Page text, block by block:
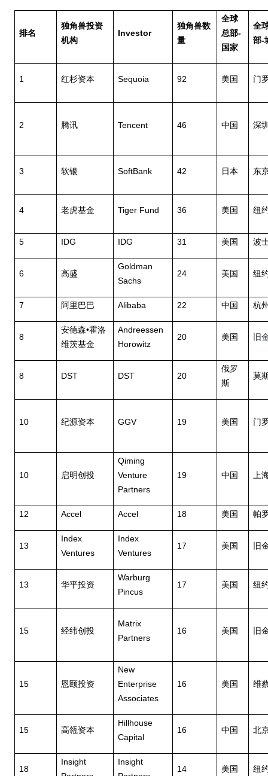
排名
独角兽投资
机构
Investor
独角兽数
量
全球
总部-
国家
全
部-
1 红杉资本 Sequoia 92 美国 门
2 腾讯 Tencent 46 中国 深
3 软银 SoftBank 42 日本 东
4 老虎基金 Tiger Fund 36 美国 纽
5 IDG IDG 31 美国 波
6 高盛
Goldman
Sachs
24 美国 纽
7 阿里巴巴 Alibaba 22 中国 杭
8
安德森•霍洛
维茨基金
Andreessen
Horowitz
20 美国 旧
8 DST DST 20
俄罗
斯
莫
10 纪源资本 GGV 19 美国 门
10 启明创投
Qiming
Venture
Partners
19 中国 上
12 Accel Accel 18 美国 帕
13
Index
Ventures
Index
Ventures
17 美国 旧
13 华平投资
Warburg
Pincus
17 美国 纽
15 经纬创投
Matrix
Partners
16 美国 旧
15 恩颐投资
New
Enterprise
Associates
16 美国 维
15 高瓴资本
Hillhouse
Capital
16 中国 北
18
Insight
Insight
14 美国 纽